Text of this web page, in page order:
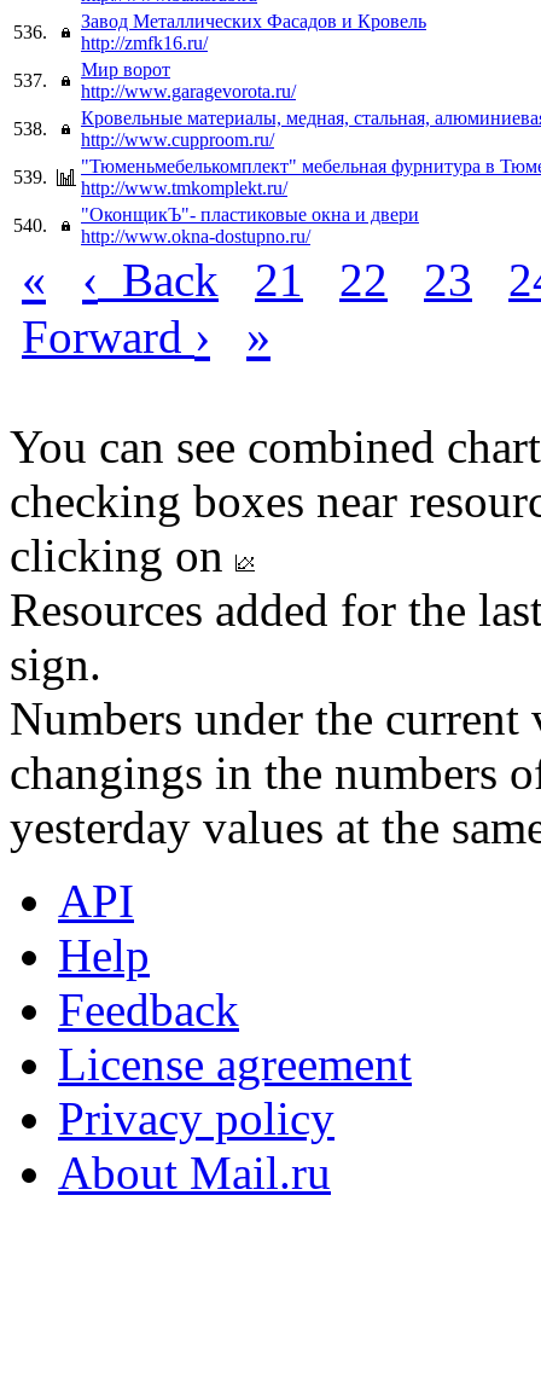
536.
Завод Металлических Фасадов и Кровель
http://zmfk16.ru/
537.
Мир ворот
http://www.garagevorota.ru/
538.
Кровельные материалы, медная, стальная,
http://www.cupproom.ru/
539.
"Тюменьмебелькомплект" мебельная фурнитура в
http://www.tmkomplekt.ru/
540.
"ОконщикЪ"- пластиковые окна и двери
http://www.okna-dostupno.ru/
« ‹ Back 21 22 23
Forward › »
You can see combined
checking boxes near
clicking on
Resources added for the
sign.
Numbers under the
changings in the numbers
yesterday values at the
API
Help
Feedback
License agreement
Privacy policy
About Mail.ru